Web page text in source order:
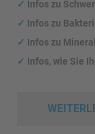
✓ Infos zu
✓ Infos zu
✓ Infos zu
✓ Infos, wie Sie